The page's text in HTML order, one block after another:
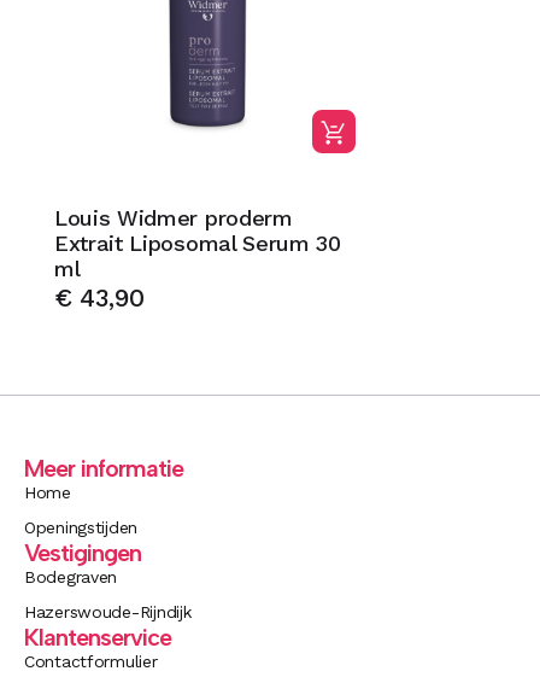
Louis Widmer proderm
Extrait Liposomal Serum 30
ml
€43,90
Meer informatie
Home
Openingstijden
Vestigingen
Bodegraven
Hazerswoude-Rijndijk
Klantenservice
Contactformulier